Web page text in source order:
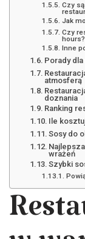
Czy
Jak
Czy
hours?
Inne
Porady
atmosferą
doznania
Ranking
Ile
Sosy do
wrażeń
Szybki